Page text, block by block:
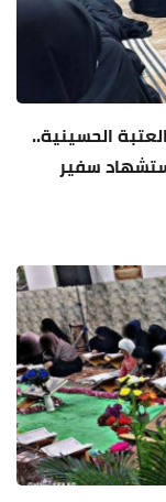
الحسينية..
سفير